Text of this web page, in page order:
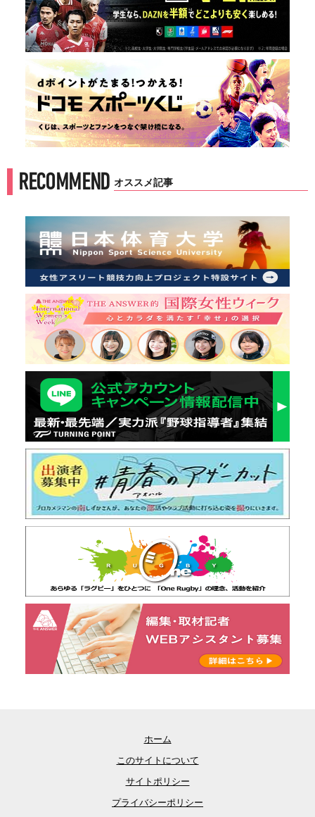
RECOMMEND オススメ記事
ホーム
このサイトについて
サイトポリシー
プライバシーポリシー